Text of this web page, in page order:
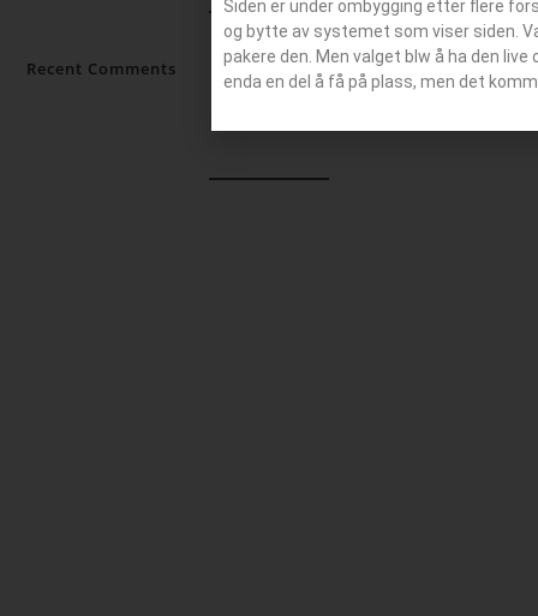
Recent Comments
Siden er under ombygging etter flere
og bytte av systemet som viser siden.
pakere den. Men valget blw å ha den live
enda en del å få på plass, men det